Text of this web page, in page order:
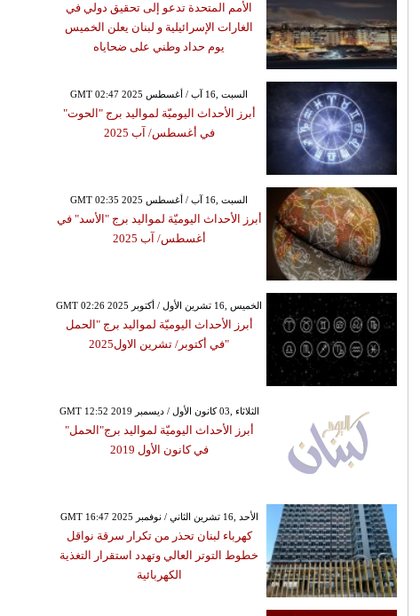
الأمم المتحدة تدعو إلى تحقيق دولي في
الغارات الإسرائيلية و لبنان يعلن الخميس
يوم حداد وطني على ضحاياه
GMT 02:47 2025 السبت ,16 آب / أغسطس
أبرز الأحداث اليوميّة لمواليد برج "الحوت"
في أغسطس/ آب 2025
GMT 02:35 2025 السبت ,16 آب / أغسطس
أبرز الأحداث اليوميّة لمواليد برج "الأسد" في
أغسطس/ آب 2025
GMT 02:26 2025 الخميس ,16 تشرين الأول / أكتوبر
أبرز الأحداث اليوميّة لمواليد برج "الحمل
"في أكتوبر/ تشرين الاول2025
GMT 12:52 2019 الثلاثاء ,03 كانون الأول / ديسمبر
أبرز الأحداث اليوميّة لمواليد برج"الحمل"
في كانون الأول 2019
GMT 16:47 2025 الأحد ,16 تشرين الثاني / نوفمبر
كهرباء لبنان تحذر من تكرار سرقة نواقل
خطوط التوتر العالي وتهدد استقرار التغذية
الكهربائية